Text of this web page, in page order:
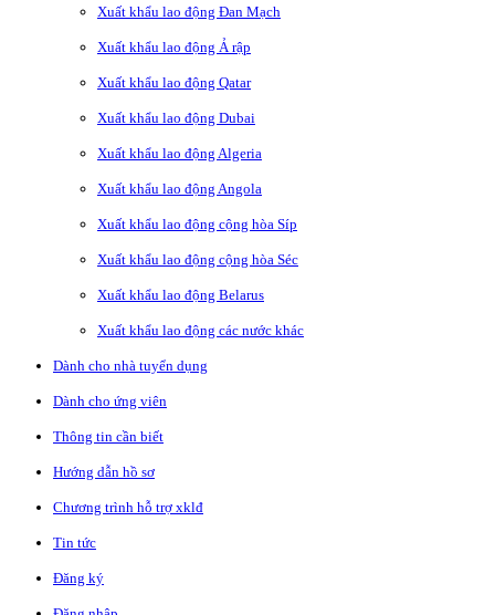
Xuất khẩu lao động Đan Mạch
Xuất khẩu lao động Ả rập
Xuất khẩu lao động Qatar
Xuất khẩu lao động Dubai
Xuất khẩu lao động Algeria
Xuất khẩu lao động Angola
Xuất khẩu lao động cộng hòa Síp
Xuất khẩu lao động cộng hòa Séc
Xuất khẩu lao động Belarus
Xuất khẩu lao động các nước khác
Dành cho nhà tuyển dụng
Dành cho ứng viên
Thông tin cần biết
Hướng dẫn hồ sơ
Chương trình hỗ trợ xklđ
Tin tức
Đăng ký